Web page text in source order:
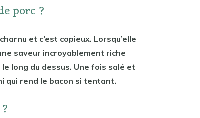
porc ?
et c’est copieux. Lorsqu’elle
saveur incroyablement riche
long du dessus. Une fois salé et
qui rend le bacon si tentant.